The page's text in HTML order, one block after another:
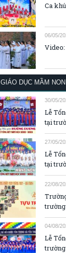
Ca
06/05/
GIÁO DỤC MẦM NON
30/05/
Lễ
tại
27/05/
Lễ
tại
22/08/
trường
04/08/
Lễ
trường